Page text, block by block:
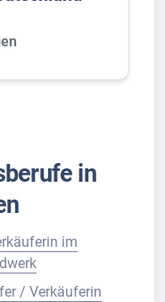
in
im
/ Verkäuferin